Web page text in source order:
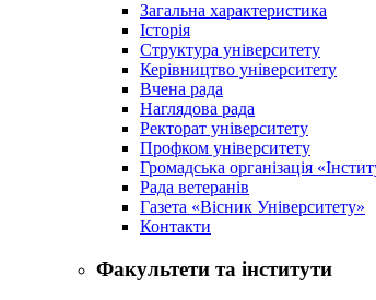
Загальна характеристика
Історія
Структура університету
Керівництво університету
Вчена рада
Наглядова рада
Ректорат університету
Профком університету
Громадська організація
Рада ветеранів
Газета «Вісник Університету»
Контакти
Факультети та інститути